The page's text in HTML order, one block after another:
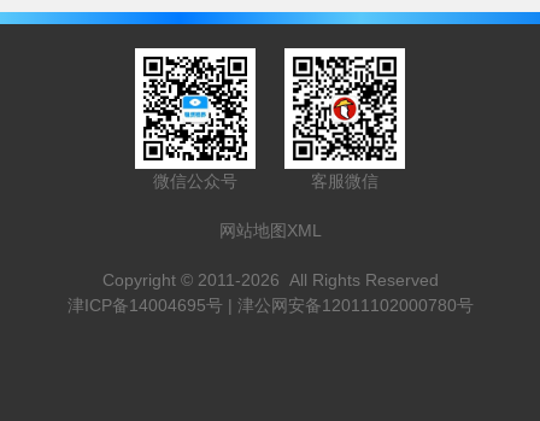
微信公众号 客服微信
网站地图XML
Copyright © 2011-2026 All Rights Reserved
津ICP备14004695号| 津公网安备12011102000780号